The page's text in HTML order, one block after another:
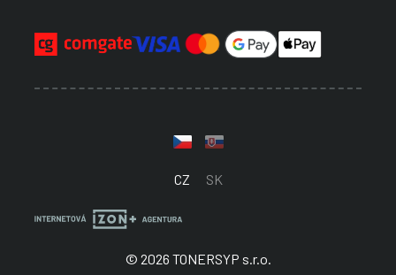
CZ SK
© 2026 TONERSYP s.r.o.